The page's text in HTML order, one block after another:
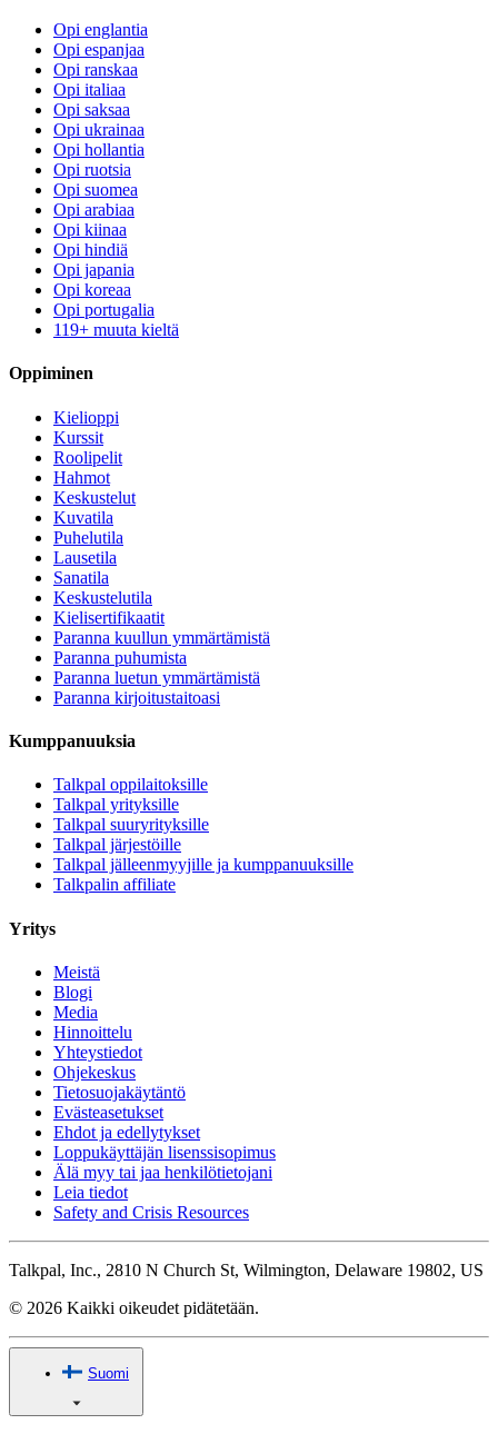
Opi englantia
Opi espanjaa
Opi ranskaa
Opi italiaa
Opi saksaa
Opi ukrainaa
Opi hollantia
Opi ruotsia
Opi suomea
Opi arabiaa
Opi kiinaa
Opi hindiä
Opi japania
Opi koreaa
Opi portugalia
119+ muuta kieltä
Oppiminen
Kielioppi
Kurssit
Roolipelit
Hahmot
Keskustelut
Kuvatila
Puhelutila
Lausetila
Sanatila
Keskustelutila
Kielisertifikaatit
Paranna kuullun ymmärtämistä
Paranna puhumista
Paranna luetun ymmärtämistä
Paranna kirjoitustaitoasi
Kumppanuuksia
Talkpal oppilaitoksille
Talkpal yrityksille
Talkpal suuryrityksille
Talkpal järjestöille
Talkpal jälleenmyyjille ja kumppanuuksille
Talkpalin affiliate
Yritys
Meistä
Blogi
Media
Hinnoittelu
Yhteystiedot
Ohjekeskus
Tietosuojakäytäntö
Evästeasetukset
Ehdot ja edellytykset
Loppukäyttäjän lisenssisopimus
Älä myy tai jaa henkilötietojani
Leia tiedot
Safety and Crisis Resources
Talkpal, Inc., 2810 N Church St, Wilmington, Delaware 19802, US
© 2026 Kaikki oikeudet pidätetään.
Suomi